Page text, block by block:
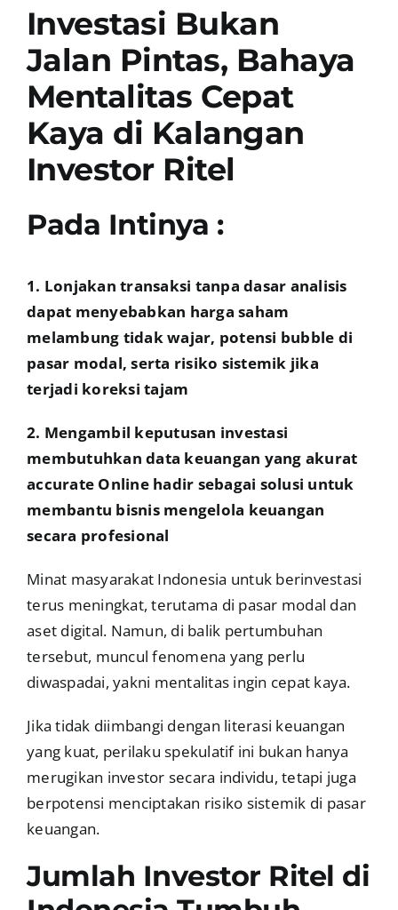
Investasi Bukan
Jalan Pintas, Bahaya
Mentalitas Cepat
Kaya di Kalangan
Investor Ritel
Pada Intinya :
1. Lonjakan transaksi tanpa dasar analisis
dapat menyebabkan harga saham
melambung tidak wajar, potensi bubble di
pasar modal, serta risiko sistemik jika
terjadi koreksi tajam
2. Mengambil keputusan investasi
membutuhkan data keuangan yang akurat
accurate Online hadir sebagai solusi untuk
membantu bisnis mengelola keuangan
secara profesional
Minat masyarakat Indonesia untuk berinvestasi
terus meningkat, terutama di pasar modal dan
aset digital. Namun, di balik pertumbuhan
tersebut, muncul fenomena yang perlu
diwaspadai, yakni mentalitas ingin cepat kaya.
Jika tidak diimbangi dengan literasi keuangan
yang kuat, perilaku spekulatif ini bukan hanya
merugikan investor secara individu, tetapi juga
berpotensi menciptakan risiko sistemik di pasar
keuangan.
Jumlah Investor Ritel di